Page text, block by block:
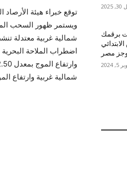
ويستمر ظهور السحب
شمالية غربية معتدلة
اضطراب الملاحة
شمالية غربية وارتفاع الموج بمعدل
كومنت برقمك
2024